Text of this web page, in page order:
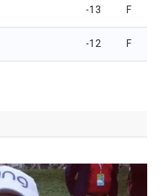
-13 F
-12 F